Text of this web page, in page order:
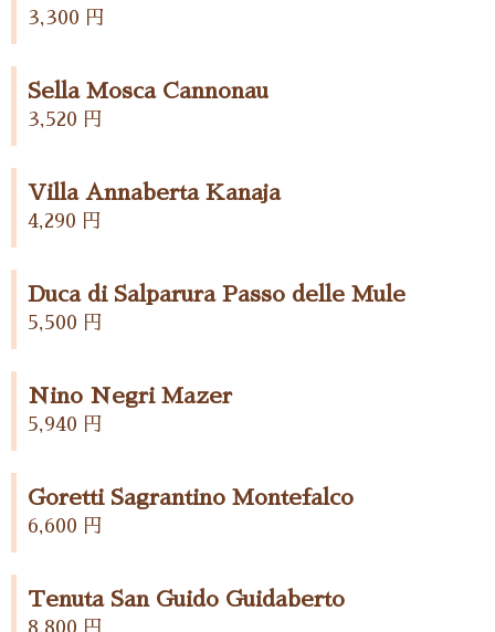
3,300 円
Sella Mosca Cannonau
3,520 円
Villa Annaberta Kanaja
4,290 円
Duca di Salparura Passo delle Mule
5,500 円
Nino Negri Mazer
5,940 円
Goretti Sagrantino Montefalco
6,600 円
Tenuta San Guido Guidaberto
8,800 円